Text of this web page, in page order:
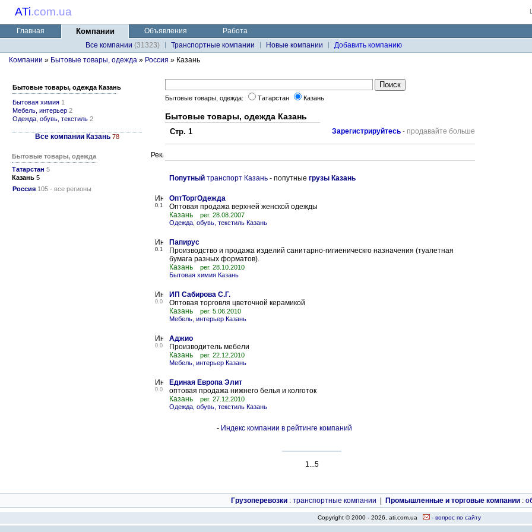
ATi.com.ua
Главная Компании Объявления
Работа
Все компании (31323) Транспортные компании Новые компании
Добавить компанию
Компании » Бытовые товары, одежда » Россия » Казань
Бытовые товары, одежда Казань
Бытовая химия 1
Мебель, интерьер 2
Одежда, обувь, текстиль 2
Все компании Казань 78
Бытовые товары, одежда
Татарстан 5
Казань 5
Россия 105 - все регионы
Бытовые товары, одежда: Татарстан Казань
Бытовые товары, одежда Казань
Стр. 1 Зарегистрируйтесь - продавайте больше
Попутный транспорт Казань - попутные грузы Казань
0.1
ОптТоргОдежда
Оптовая продажа верхней женской одежды
Казань
рег. 28.08.2007
Одежда, обувь, текстиль Казань
0.1
Папирус
Производство и продажа изделий санитарно-гигиеническго назначения (туалетная
бумага разных форматов).
Казань
рег. 28.10.2010
Бытовая химия Казань
0.0
ИП Сабирова С.Г.
Оптовая торговля цветочной керамикой
Казань
рег. 5.06.2010
Мебель, интерьер Казань
0.0
Аджио
Производитель мебели
Казань
рег. 22.12.2010
Мебель, интерьер Казань
0.0
Единая Европа Элит
оптовая продажа нижнего белья и колготок
Казань
рег. 27.12.2010
Одежда, обувь, текстиль Казань
- Индекс компании в рейтинге компаний
1...5
Грузоперевозки : транспортные компании Промышленные и торговые компании :
Copyright © 2000 - 2026, ati.com.ua - вопрос по сайту